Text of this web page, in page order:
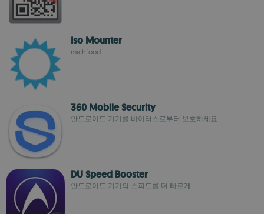
Iso Mounter
michfood
360 Mobile Security
안드로이드 기기를 바이러스로부터 보호하세요
DU Speed Booster
안드로이드 기기의 스피드를 더 빠르게